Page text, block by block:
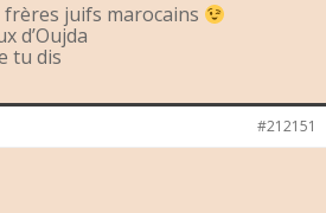
juifs marocains
d’Oujda
tu dis
#212151